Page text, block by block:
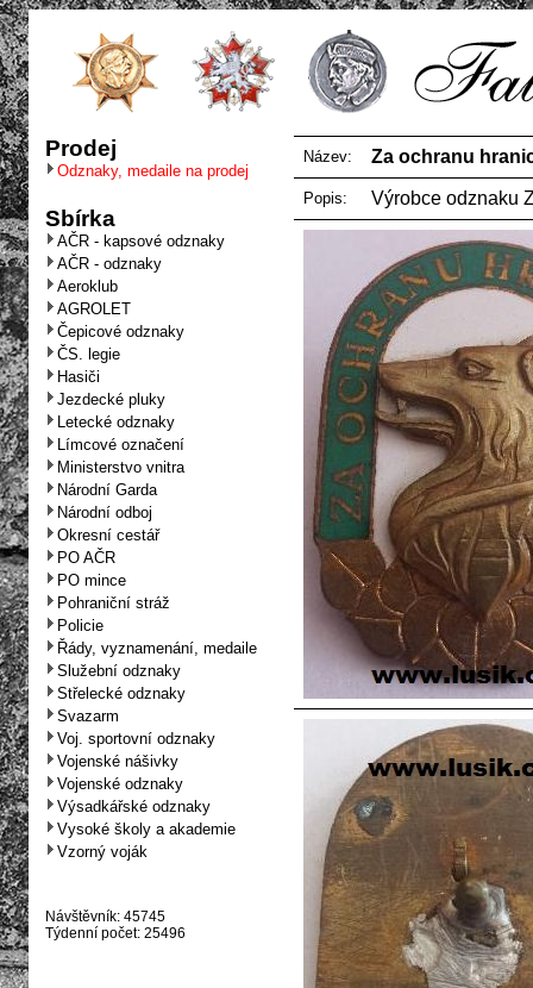
Prodej
Odznaky, medaile na prodej
Sbírka
AČR - kapsové odznaky
AČR - odznaky
Aeroklub
AGROLET
Čepicové odznaky
ČS. legie
Hasiči
Jezdecké pluky
Letecké odznaky
Límcové označení
Ministerstvo vnitra
Národní Garda
Národní odboj
Okresní cestář
PO AČR
PO mince
Pohraniční stráž
Policie
Řády, vyznamenání, medaile
Služební odznaky
Střelecké odznaky
Svazarm
Voj. sportovní odznaky
Vojenské nášivky
Vojenské odznaky
Výsadkářské odznaky
Vysoké školy a akademie
Vzorný voják
Návštěvník: 45745
Týdenní počet: 25496
Název: Za ochranu
Popis: Výrobce odznaku